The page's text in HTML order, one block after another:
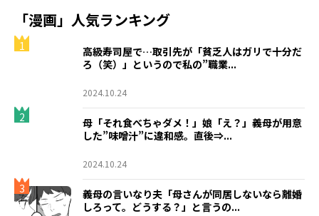
「漫画」人気ランキング
1
高級寿司屋で…取引先が「貧乏人はガリで十分だ
ろ（笑）」というので私の”職業...
2024.10.24
2
母「それ食べちゃダメ！」娘「え？」義母が用意
した”味噌汁”に違和感。直後⇒...
2024.10.24
3
義母の言いなり夫「母さんが同居しないなら離婚
しろって。どうする？」と言うの...